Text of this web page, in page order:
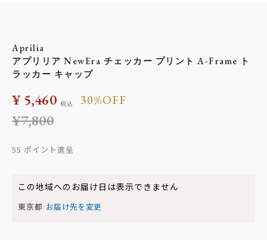
Aprilia
アプリリア NewEra チェッカー プリント A-Frame ト
ラッカー キャップ
¥7,800
30%OFF
¥ 5,460 税込
55
この地域へのお届け日は表示できません
東京都 お届け先を変更